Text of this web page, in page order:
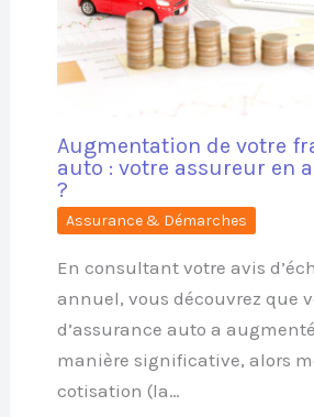
Augmentation de votre
auto : votre assureur en
?
Assurance & Démarches
En consultant votre avis
annuel, vous découvrez que
d’assurance auto a
manière significative, alors
cotisation (la…